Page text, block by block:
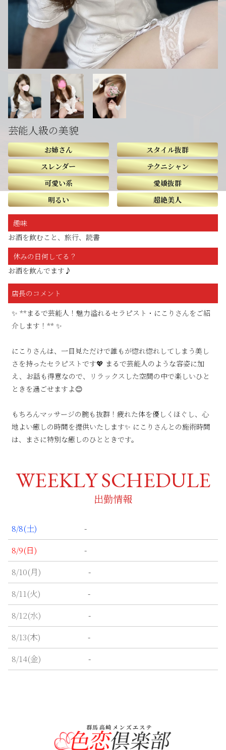
芸能人級の美貌
お姉さん
スタイル抜群
スレンダー
テクニシャン
可愛い系
愛嬌抜群
明るい
超絶美人
趣味
お酒を飲むこと、旅行、読書
休みの日何してる？
お酒を飲んでます♪
店長のコメント
✨ **まるで芸能人！魅力溢れるセラピスト・にこりさんをご紹
介します！** ✨
にこりさんは、一目見ただけで誰もが惚れ惚れしてしまう美し
さを持ったセラピストです💖 まるで芸能人のような容姿に加
え、お話も得意なので、リラックスした空間の中で楽しいひと
ときを過ごせますよ😊
もちろんマッサージの腕も抜群！疲れた体を優しくほぐし、心
地よい癒しの時間を提供いたします✨ にこりさんとの施術時間
は、まさに特別な癒しのひとときです。
WEEKLY SCHEDULE
出勤情報
8/8(土)
-
8/9(日)
-
8/10(月)
-
8/11(火)
-
8/12(水)
-
8/13(木)
-
8/14(金) -